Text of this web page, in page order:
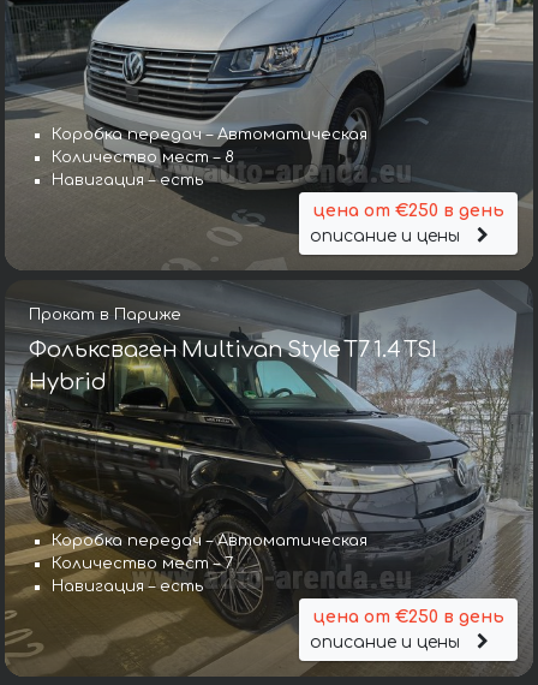
Коробка передач – Автоматическая
Количество мест – 8
Навигация – есть
цена от €250 в день
описание и цены
Прокат в Париже
Фольксваген Multivan Style T7 1.4 TSI
Hybrid
Коробка передач – Автоматическая
Количество мест – 7
Навигация – есть
цена от €250 в день
описание и цены